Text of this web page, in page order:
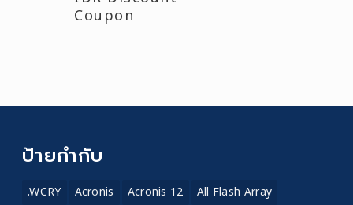
Coupon
ป้ายกำกับ
.WCRY Acronis Acronis 12
All Flash Array